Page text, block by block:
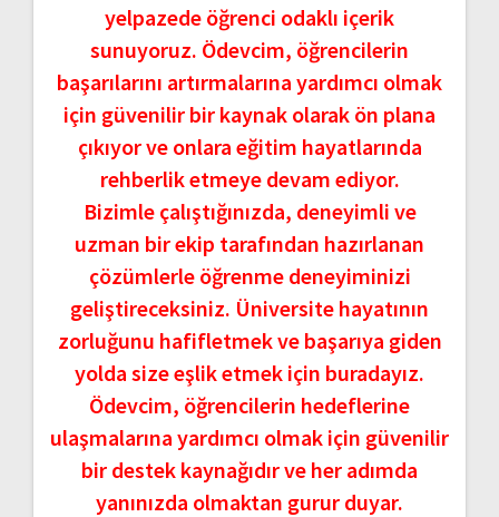
yelpazede öğrenci odaklı içerik
sunuyoruz. Ödevcim, öğrencilerin
başarılarını artırmalarına yardımcı olmak
için güvenilir bir kaynak olarak ön plana
çıkıyor ve onlara eğitim hayatlarında
rehberlik etmeye devam ediyor.
Bizimle çalıştığınızda, deneyimli ve
uzman bir ekip tarafından hazırlanan
çözümlerle öğrenme deneyiminizi
geliştireceksiniz. Üniversite hayatının
zorluğunu hafifletmek ve başarıya giden
yolda size eşlik etmek için buradayız.
Ödevcim, öğrencilerin hedeflerine
ulaşmalarına yardımcı olmak için güvenilir
bir destek kaynağıdır ve her adımda
yanınızda olmaktan gurur duyar.